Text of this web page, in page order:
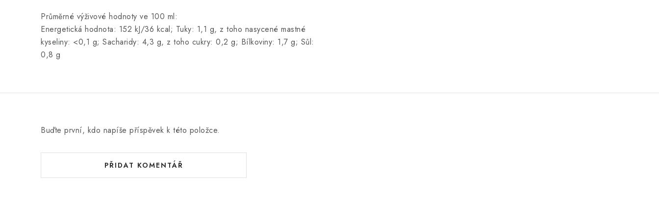
Průměrné výživové hodnoty ve 100 ml:
Energetická hodnota: 152 kJ/36 kcal; Tuky: 1,1 g, z toho nasycené mastné
kyseliny: <0,1 g; Sacharidy: 4,3 g, z toho cukry: 0,2 g; Bílkoviny: 1,7 g; Sůl:
0,8 g
Buďte první, kdo napíše příspěvek k této položce.
PŘIDAT KOMENTÁŘ